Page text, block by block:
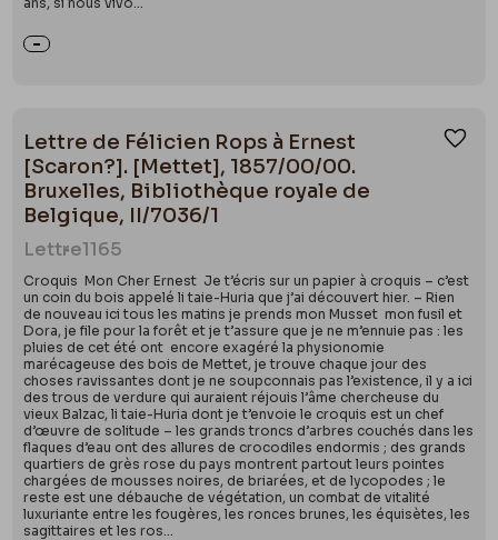
Lettre de Félicien Rops à Ernest
[Scaron?]. [Mettet], 1857/00/00.
Bruxelles, Bibliothèque royale de
Belgique, II/7036/1
Lettre1165
Croquis Mon Cher Ernest Je t’écris sur un papier à croquis – c’est
un coin du bois appelé li taie-Huria que j’ai découvert hier. – Rien
de nouveau ici tous les matins je prends mon Musset mon fusil et
Dora, je file pour la forêt et je t’assure que je ne m’ennuie pas : les
pluies de cet été ont encore exagéré la physionomie
marécageuse des bois de Mettet, je trouve chaque jour des
choses ravissantes dont je ne soupconnais pas l’existence, il y a ici
des trous de verdure qui auraient réjouis l’âme chercheuse du
vieux Balzac, li taie-Huria dont je t’envoie le croquis est un chef
d’œuvre de solitude – les grands troncs d’arbres couchés dans les
flaques d’eau ont des allures de crocodiles endormis ; des grands
quartiers de grès rose du pays montrent partout leurs pointes
chargées de mousses noires, de briarées, et de lycopodes ; le
reste est une débauche de végétation, un combat de vitalité
luxuriante entre les fougères, les ronces brunes, les équisètes, les
sagittaires et les ros...